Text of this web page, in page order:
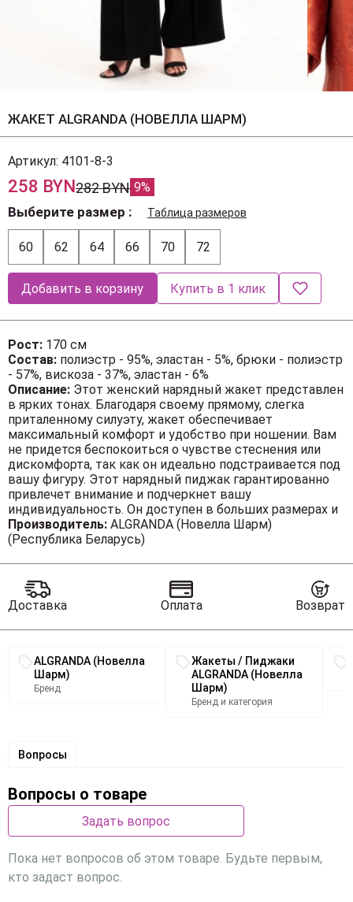
ЖАКЕТ ALGRANDA (НОВЕЛЛА ШАРМ)
Артикул: 4101-8-3
258 BYN282 BYN 9%
Выберите размер Таблица размеров
60 62 64 66 70 72
Добавить в корзину Купить в 1 клик
Рост: 170 см
Состав: полиэстр - 95%, эластан - 5%, брюки - полиэстр
- 57%, вискоза - 37%, эластан - 6%
Описание: Этот женский нарядный жакет представлен
в ярких тонах. Благодаря своему прямому, слегка
приталенному силуэту, жакет обеспечивает
максимальный комфорт и удобство при ношении. Вам
не придется беспокоиться о чувстве стеснения или
дискомфорта, так как он идеально подстраивается под
вашу фигуру. Этот нарядный пиджак гарантированно
привлечет внимание и подчеркнет вашу
индивидуальность. Он доступен в больших размерах и
подходит для женщин с разными типами фигуры. Вы
сможете выглядеть модно и элегантно независимо от
и карманы в фигурных рельефах. Жакет на подкладке с
длинным рукавом. Застежка на декоративный крючок.
Длина изделия (см): 80 Длина рукава (см):62
Производитель: ALGRANDA (Новелла Шарм)
(Республика Беларусь)
Доставка Оплата Возврат
Связанные разделы каталога
ALGRANDA (Новелла
Шарм)
Бренд
Жакеты / Пиджаки
ALGRANDA (Новелла
Шарм)
Бренд и категория
Вопросы
Вопросы о товаре
Задать вопрос
Пока нет вопросов об этом товаре. Будьте первым,
кто задаст вопрос.